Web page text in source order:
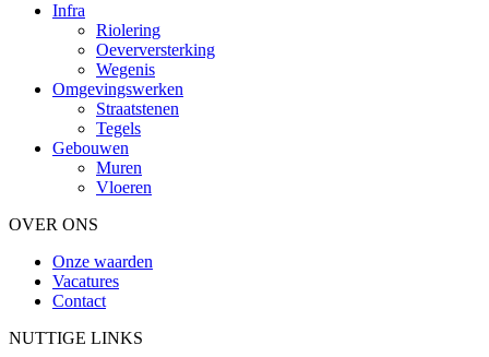
Infra
Riolering
Oeverversterking
Wegenis
Omgevingswerken
Straatstenen
Tegels
Gebouwen
Muren
Vloeren
OVER ONS
Onze waarden
Vacatures
Contact
NUTTIGE LINKS